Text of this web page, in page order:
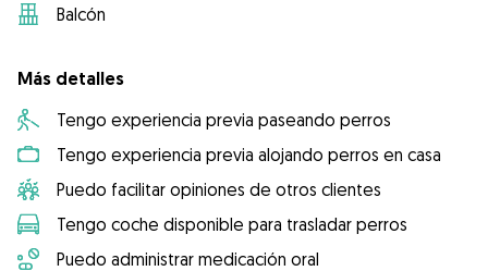
Balcón
Más detalles
Tengo experiencia previa paseando perros
Tengo experiencia previa alojando perros en casa
Puedo facilitar opiniones de otros clientes
Tengo coche disponible para trasladar perros
Puedo administrar medicación oral